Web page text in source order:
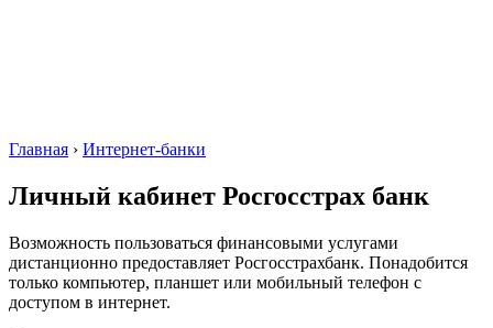
Главная › Интернет-банки
Личный кабинет Росгосстрах банк
Возможность пользоваться финансовыми услугами
дистанционно предоставляет Росгосстрахбанк. Понадобится
только компьютер, планшет или мобильный телефон с
доступом в интернет.